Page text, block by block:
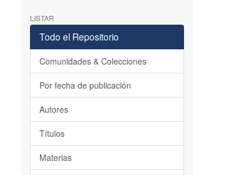
LISTAR
Todo el Repositorio
Comunidades & Colecciones
Por fecha de publicación
Autores
Títulos
Materias